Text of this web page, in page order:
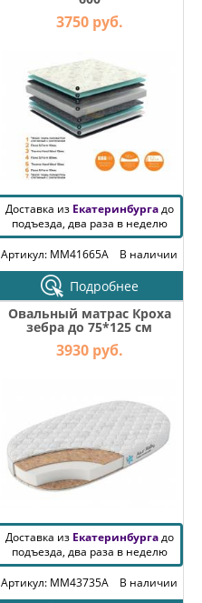
3750 руб.
Доставка из Екатеринбургадо
подъезда, два раза в неделю
Артикул: MM41665A
В наличии
Подробнее
Овальный матрас Кроха
зебра до 75*125 см
3930 руб.
Доставка из Екатеринбургадо
подъезда, два раза в неделю
Артикул: MM43735A
В наличии